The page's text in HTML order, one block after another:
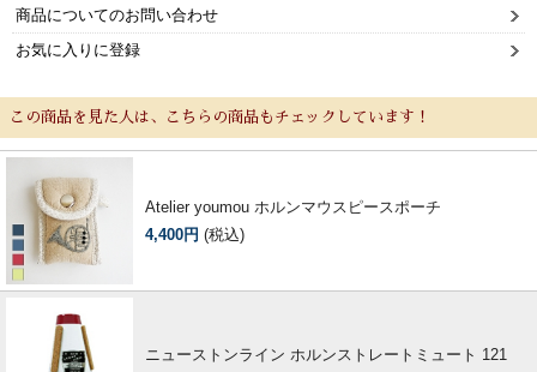
商品についてのお問い合わせ
お気に入りに登録
この商品を見た人は、こちらの商品もチェックしています！
Atelier youmou ホルンマウスピースポーチ
4,400円 (税込)
ニューストンライン ホルンストレートミュート 121